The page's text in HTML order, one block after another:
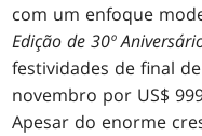
com um enfoque
Edição de 30º
festividades de final
novembro por US$
Apesar do enorme